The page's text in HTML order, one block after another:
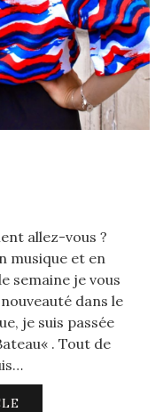
allez-vous ?
musique et en
semaine je vous
dans le
je suis passée
. Tout de